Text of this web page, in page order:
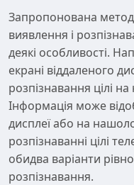
Запропонована
виявлення і
деякі особливості.
екрані віддаленого
розпізнавання цілі
Інформація може
дисплеї або на
розпізнаванні цілі
обидва варіанти
розпізнавання.